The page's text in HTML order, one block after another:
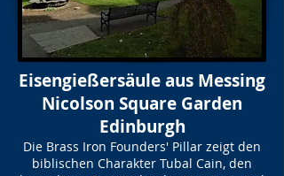
Eisengießersäule aus Messing
Nicolson Square Garden
Edinburgh
Die Brass Iron Founders' Pillar zeigt den
biblischen Charakter Tubal Cain, den